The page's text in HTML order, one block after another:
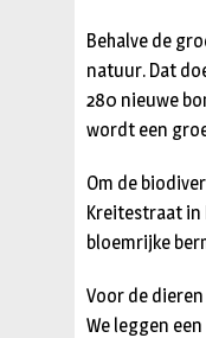
Behalve de
natuur. Dat
280 nieuwe
wordt een
Om de
Kreitestraat in
bloemrijke
Voor de
We leggen